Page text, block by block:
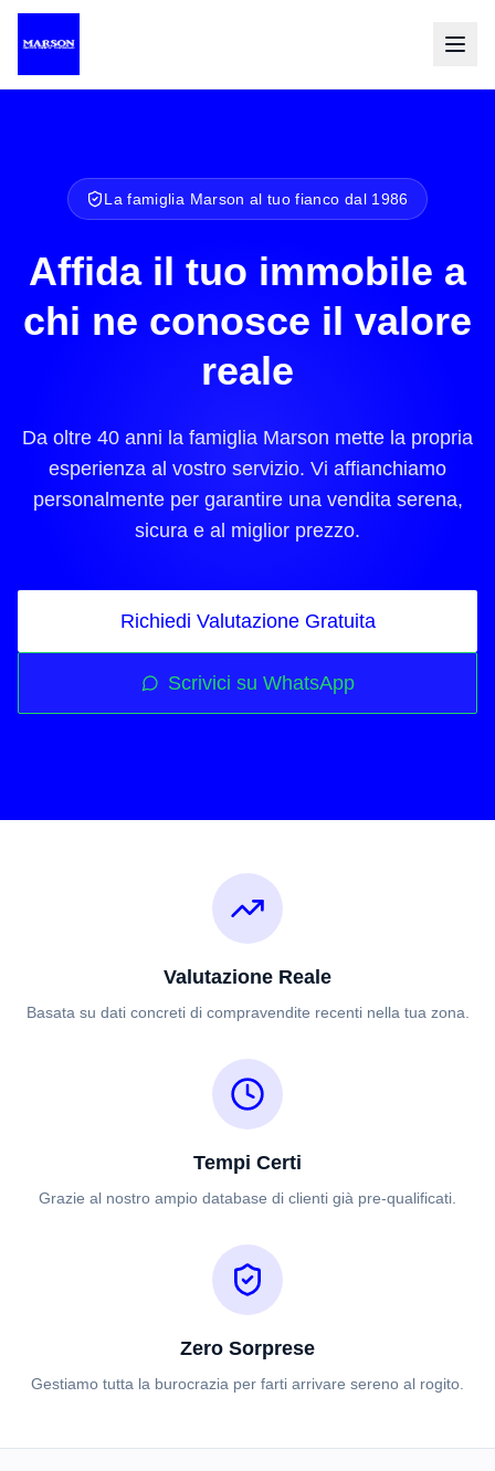
La famiglia Marson al tuo fianco dal 1986
Affida il tuo immobile a
chi ne conosce il valore
reale
Da oltre 40 anni la famiglia Marson mette la propria
esperienza al vostro servizio. Vi affianchiamo
personalmente per garantire una vendita serena,
sicura e al miglior prezzo.
Richiedi Valutazione Gratuita
Scrivici su WhatsApp
Valutazione Reale
Basata su dati concreti di compravendite recenti nella tua zona.
Tempi Certi
Grazie al nostro ampio database di clienti già pre-qualificati.
Zero Sorprese
Gestiamo tutta la burocrazia per farti arrivare sereno al rogito.